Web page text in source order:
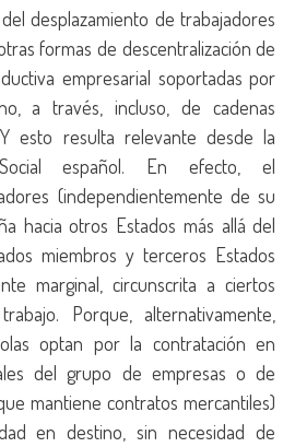
desplazamiento de trabajadores
formas de descentralización de
empresarial soportadas por
a través, incluso, de cadenas
esto resulta relevante desde la
español. En efecto, el
(independientemente de su
hacia otros Estados más allá del
miembros y terceros Estados
marginal, circunscrita a ciertos
Porque, alternativamente,
optan por la contratación en
del grupo de empresas o de
mantiene contratos mercantiles)
en destino, sin necesidad de